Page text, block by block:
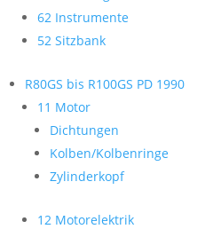
62 Instrumente
52 Sitzbank
R80GS bis R100GS PD 1990
11 Motor
Dichtungen
Kolben/Kolbenringe
Zylinderkopf
12 Motorelektrik